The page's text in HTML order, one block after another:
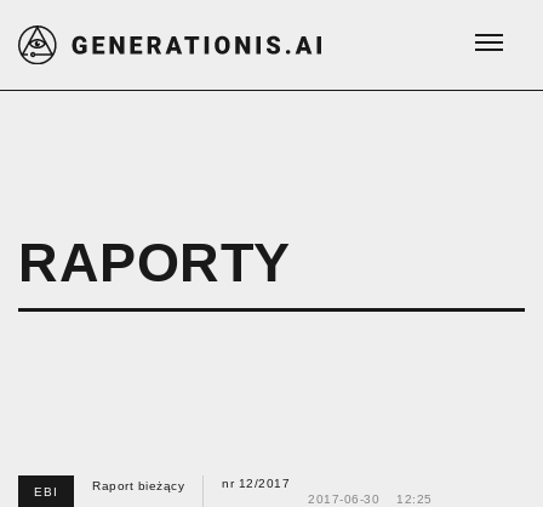
RAPORTY
EBI Raport bieżący
nr 12/2017
2017-06-30
12:25